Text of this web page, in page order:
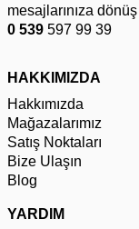
mesajlarınıza
0 539 597 99 39
HAKKIMIZDA
Hakkımızda
Mağazalarımız
Satış Noktaları
Bize Ulaşın
Blog
YARDIM